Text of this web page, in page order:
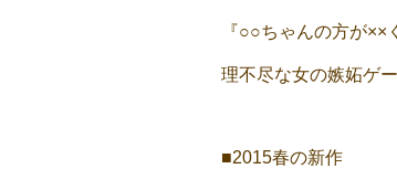
『○○ちゃんの方が××
理不尽な女の嫉妬ゲ
■2015春の新作